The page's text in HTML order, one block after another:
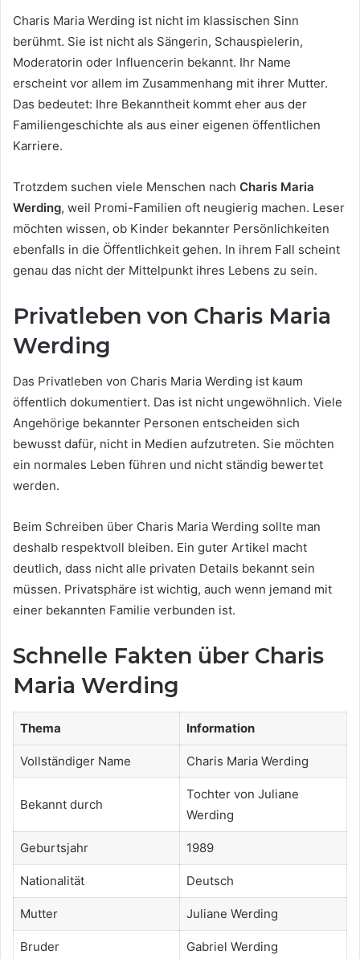
Charis Maria Werding ist nicht im klassischen Sinn
berühmt. Sie ist nicht als Sängerin, Schauspielerin,
Moderatorin oder Influencerin bekannt. Ihr Name
erscheint vor allem im Zusammenhang mit ihrer Mutter.
Das bedeutet: Ihre Bekanntheit kommt eher aus der
Familiengeschichte als aus einer eigenen öffentlichen
Karriere.
Trotzdem suchen viele Menschen nach Charis Maria
Werding, weil Promi-Familien oft neugierig machen. Leser
möchten wissen, ob Kinder bekannter Persönlichkeiten
ebenfalls in die Öffentlichkeit gehen. In ihrem Fall scheint
genau das nicht der Mittelpunkt ihres Lebens zu sein.
Privatleben von Charis Maria
Werding
Das Privatleben von Charis Maria Werding ist kaum
öffentlich dokumentiert. Das ist nicht ungewöhnlich. Viele
Angehörige bekannter Personen entscheiden sich
bewusst dafür, nicht in Medien aufzutreten. Sie möchten
ein normales Leben führen und nicht ständig bewertet
werden.
Beim Schreiben über Charis Maria Werding sollte man
deshalb respektvoll bleiben. Ein guter Artikel macht
deutlich, dass nicht alle privaten Details bekannt sein
müssen. Privatsphäre ist wichtig, auch wenn jemand mit
einer bekannten Familie verbunden ist.
Schnelle Fakten über Charis
Maria Werding
Thema Information
Vollständiger Name Charis Maria Werding
Bekannt durch
Tochter von Juliane
Werding
Geburtsjahr 1989
Nationalität Deutsch
Mutter Juliane Werding
Bruder Gabriel Werding